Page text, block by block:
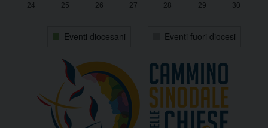
24 25 26 27 28 29 30
Eventi diocesani Eventi fuori diocesi